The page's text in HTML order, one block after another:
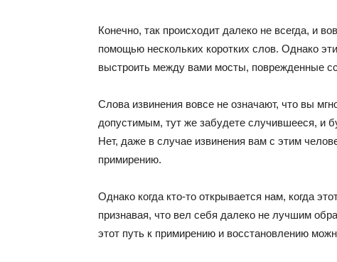
Конечно, так происходит далеко не всегда, и
помощью нескольких коротких слов. Однако
выстроить между вами мосты, поврежденные
Слова извинения вовсе не означают, что вы
допустимым, тут же забудете случившееся, и
Нет, даже в случае извинения вам с этим
примирению.
Однако когда кто-то открывается нам, когда
признавая, что вел себя далеко не лучшим
этот путь к примирению и восстановлению